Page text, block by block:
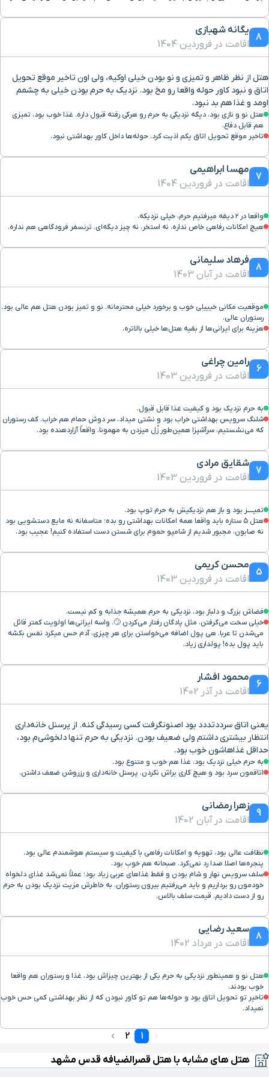
بیمارستان حجازی
نسیم لبنان ۸ دقیقه با خودرو(۴ کیلومتر و ۵۳۰ متر)
میدان توحید ۸ دقیقه با خودرو(۴ کیلومتر و ۵۳۱ متر)
سینما آفریقا
گورستان ارامنه
مجتمع زیست خاور ۸ دقیقه با خودرو(۴ کیلومتر و ۵۸۶ متر)
ایستگاه قطار شهری الندشت۸ دقیقه با خودرو(۴ کیلومتر و ۶۳۸ متر)
پایانه مسافربری امام رضا(ع)
بیمارستان 17 شهریور ۸ دقیقه با خودرو(۴ کیلومتر و ۷۸۹ متر)
بلوار شهید رستمی
میدان احمد آباد ۸ دقیقه با خودرو(۴ کیلومتر و ۸۳۴ متر)
ایستگاه قطار شهری پروین
اعتصامی
بیمارستان شهید هاشمی نژاد ۹ دقیقه با خودرو(۵ کیلومتر و ۱۲۱ متر)
بلوار ملاصدرا ۹ دقیقه با خودرو(۵ کیلومتر و ۱۴۳ متر)
میدان ابوطالب
خیابان دانش غربی ۱۰ دقیقه با خودرو(۵ کیلومتر و ۴۸۵ متر)
بلوار مصلی
بازار گوهر شاد ۹ دقیقه با خودرو(۵ کیلومتر و ۵۹۸ متر)
بازار گوهرشاد ۹ دقیقه با خودرو(۵ کیلومتر و ۶۰۱ متر)
میدان فردوسی ۹ دقیقه با خودرو(۵ کیلومتر و ۶۷۸ متر)
خیابان راهنمایی
پایانه مسافربری راه ابریشم ۹ دقیقه با خودرو(۵ کیلومتر و ۷۲۵ متر)
رستوران ارکیده سیاه
بلوار بعثت
ایستگاه قطار شهری فلسطین۹ دقیقه با خودرو(۵ کیلومتر و ۹۸۴ متر)
۹ دقیقه با خودرو(۶ کیلومتر و ۲۸ متر)
ایستگاه قطار شهری طالقانی ۱۰ دقیقه با خودرو(۶ کیلومتر و ۲۵۱ متر)
8
یگانه شهبازی
اقامت در فروردین 1404
هتل از نظر ظاهر و تمیزی و نو بودن خیلی اوکیه، ولی اون تاخیر موقع تحویل
اتاق و نبود کاور حوله واقعا رو مخ بود. نزدیک به حرم بودن خیلی به چشمم
اومد و غذا هم بد نبود.
هتل نو و نازی بود، دیگه نزدیکی به حرم رو هرکی رفته قبول داره. غذا خوب بود، تمیزی
هم قابل دفاع.
تاخیر موقع تحویل اتاق یکم اذیت کرد. حوله‌ها داخل کاور بهداشتی نبود.
7
مهسا ابراهیمی
اقامت در فروردین 1404
واقعا در ۲ دیقه میرفتیم حرم، خیلی نزدیکه.
هیچ امکانات رفاهی خاص نداره، نه استخر، نه چیز دیگه‌ای. ترنسفر فرودگاهی هم نداره.
8
فرهاد سلیمانی
اقامت در آبان 1403
موقعیت مکانی خیییلی خوب و برخورد خیلی محترمانه. نو و تمیز بودن هتل هم عالی بود.
رستوران عالی.
هزینه برای ایرانی‌ها از بقیه هتل‌ها خیلی بالاتره.
6
رامین چراغی
اقامت در فروردین 1403
به حرم نزديك بود و كيفيت غذا قابل قبول.
شلنگ سرویس بهداشتی خراب بود و نشتی میداد. سر دوش حمام هم خراب. کف رستوران
که می‌نشستیم، سرآشپزا همین‌طور زُل میزدن به مهمونا. واقعاً آزاردهنده بود.
7
شقایق مرادی
اقامت در فروردین 1403
تمیـــــز بود و باز هم نزدیکیش به حرم توپ بود.
هتل ۵ ستاره باید واقعا همه امکانات بهداشتی رو بده؛ متاسفانه نه مایع دستشویی بود
نه صابون، مجبور شدیم از شامپو حموم برای شستن دست استفاده کنیم! عجیب بود.
5
محسن کریمی
اقامت در فروردین 1403
فضاش بزرگ و دلباز بود، نزديكي به حرم هميشه جذابه و كم نيست.
خیلی سخت می‌گرفتن، مثل پادگان رفتار می‌کردن 🙄. واسه ایرانی‌ها اولویت کمتر قائل
می‌شدن تا عربا. هی پول اضافه می‌خواستن برای هر چیزی، آدم حس میکرد نفس بکشه
باید پول بده! پولداری زیاد.
6
محمود افشار
اقامت در آذر 1402
یعنی اتاق سرددتددد بود اصنونگرفت کسی رسیدگی کنه. از پرسنل خانه‌داری
انتظار بیشتری داشتم ولی ضعیف بودن. نزدیکی به حرم تنها دلخوشی‌م بود،
حداقل غذاهاشون خوب بود.
به حرم خیلی نزدیک بود، غذا هم خوب و متنوع بود.
اتاقمون سرد بود و هیچ کاری براش نکردن. پرسنل خانه‌داری و رزروشن ضعف داشتن.
9
زهرا رمضانی
اقامت در آبان 1402
نظافت عالی بود، تهویه و امکانات رفاهی با کیفیت و سیستم هوشمندم عالی بود.
پنجره‌ها اصلا صدا رد نمی‌کرد. صبحانه هم خوب بود.
سلف سرویس نهار و شام بودن و فقط غذاهای عربی زیاد بود؛ عملاً نمی‌شد غذای دلخواه
خودمون رو برداریم و باید می‌رفتیم بیرون رستوران. به خاطرش مزیت نزدیک بودن به حرم
رو از دست دادیم. قیمت سلف بالاس.
8
سعید رضایی
اقامت در مرداد 1402
هتل نو و همینطور نزديكي به حرم یکی از بهترين چيزاش بود، غذا و رستوران هم واقعا
خوب بودند.
تاخير تو تحويل اتاق بود و حوله‌ها هم تو کاور نبودن که از نظر بهداشتی كمي حس خوب
نميداد.
1
2
هتل های مشابه با هتل قصرالضیافه قدس مشهد